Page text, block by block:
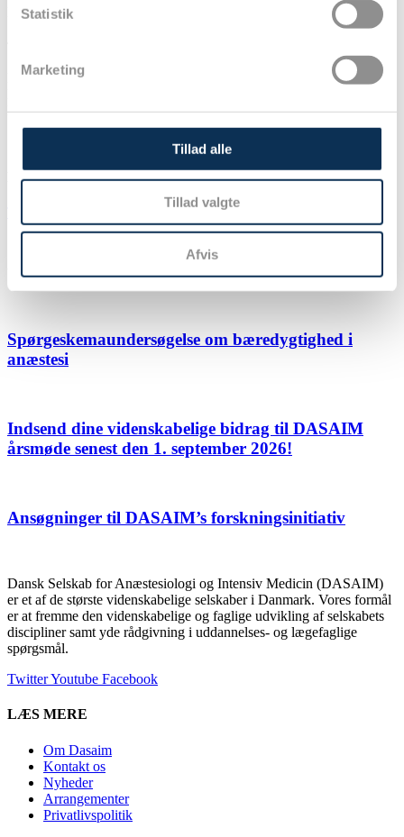
Statistik
Marketing
Tillad alle
Tillad valgte
Afvis
Info vedr. tilmelding og betaling
Dagsprogram: 400,0 kr
Kontonummer: 9570-12169191
Hent program som pdf-poster
Vel mødt til alle interesserede!
Spørgeskemaundersøgelse om bæredygtighed i
anæstesi
Indsend dine videnskabelige bidrag til DASAIM
årsmøde senest den 1. september 2026!
Ansøgninger til DASAIM’s forskningsinitiativ
Dansk Selskab for Anæstesiologi og Intensiv Medicin (DASAIM)
er et af de største videnskabelige selskaber i Danmark. Vores formål
er at fremme den videnskabelige og faglige udvikling af selskabets
discipliner samt yde rådgivning i uddannelses- og lægefaglige
spørgsmål.
TwitterYoutube Facebook
LÆS MERE
Om Dasaim
Kontakt os
Nyheder
Arrangementer
Privatlivspolitik